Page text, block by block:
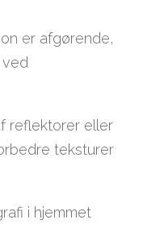
er afgørende,
reflektorer eller
teksturer
i hjemmet